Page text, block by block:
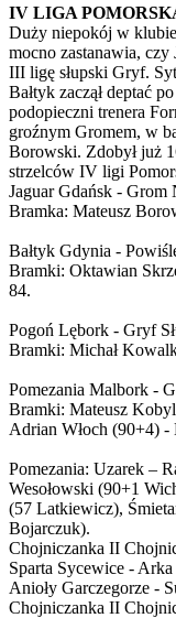
IV LIGA
Duży niepokój w
mocno zastanawia, czy
III ligę słupski Gryf.
Bałtyk zaczął deptać
podopieczni trenera
groźnym Gromem, w
Borowski. Zdobył już
strzelców IV ligi
Jaguar Gdańsk -
Bramka: Mateusz
Bałtyk Gdynia -
Bramki: Oktawian
84.
Pogoń Lębork - Gryf
Bramki: Michał
Pomezania Malbork -
Bramki: Mateusz
Adrian Włoch (90+4) -
Pomezania: Uzarek –
Wesołowski (90+1
(57 Latkiewicz),
Bojarczuk).
Chojniczanka II
Sparta Sycewice -
Anioły Garczegorze -
Chojniczanka II